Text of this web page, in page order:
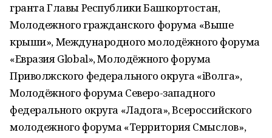
гранта Главы Республики Башкортостан,
Молодежного гражданского форума «Выше
крыши», Международного молодёжного форума
«Евразия Global», Молодёжного форума
Приволжского федерального округа «iВолга»,
Молодёжного форума Северо-западного
федерального округа «Ладога», Всероссийского
молодежного форума «Территория Смыслов»,